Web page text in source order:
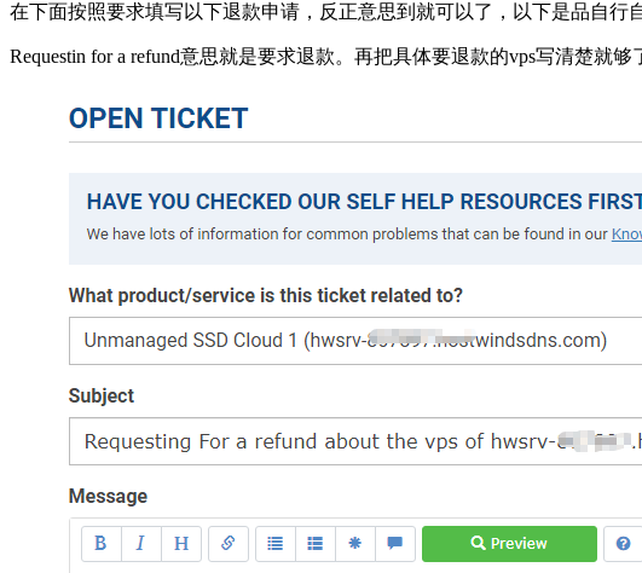
在下面按照要求填写以下退款申请，反正意思到就可以了，以下是品自行
Requestin for a refund意思就是要求退款。再把具体要退款的vps写清楚就够